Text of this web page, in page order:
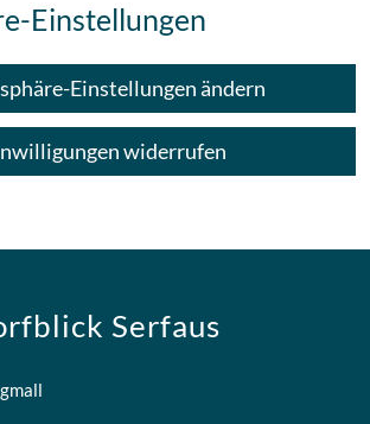
Einstellungen
Einstellungen ändern
widerrufen
Serfaus